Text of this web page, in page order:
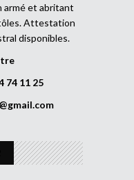
armé et abritant
Attestation
disponibles.
74 11 25